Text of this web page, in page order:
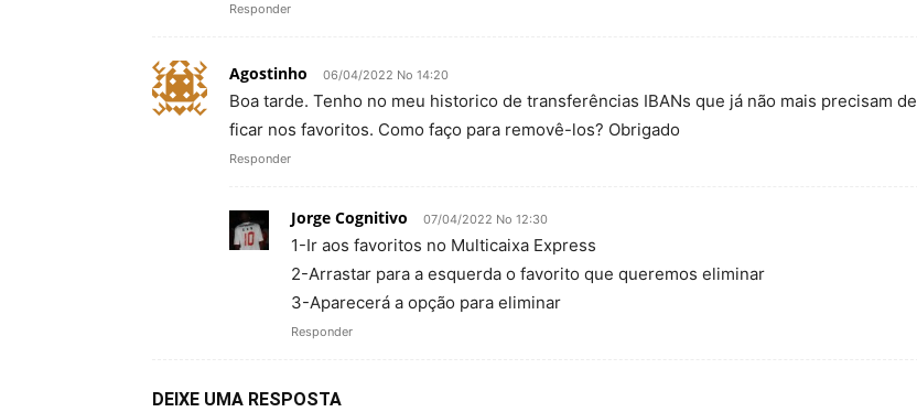
Responder
Agostinho 06/04/2022 No 14:20
Boa tarde. Tenho no meu historico de transferências IBANs que já não mais precisam de
ficar nos favoritos. Como faço para removê-los? Obrigado
Responder
Jorge Cognitivo 07/04/2022 No 12:30
1-Ir aos favoritos no Multicaixa Express
2-Arrastar para a esquerda o favorito que queremos eliminar
3-Aparecerá a opção para eliminar
Responder
DEIXE UMA RESPOSTA